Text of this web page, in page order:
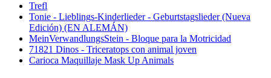
Trefl
Tonie - Lieblings-Kinderlieder - Geburtstagslieder (Nueva
Edición) (EN ALEMÁN)
MeinVerwandlungsStein - Bloque para la Motricidad
71821 Dinos - Triceratops con animal joven
Carioca Maquillaje Mask Up Animals